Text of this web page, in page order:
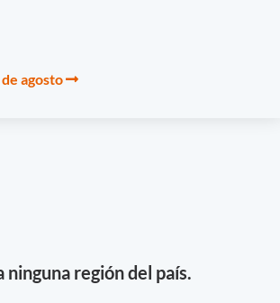
agosto
región del país.